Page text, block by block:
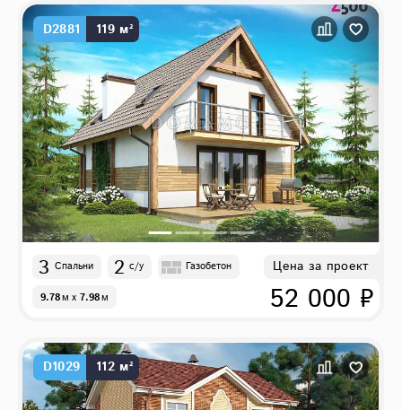
D2881 119 м²
3 Спальни 2 с/у Газобетон
9.78м x 7.98м
Цена за проект
52 000 ₽
D1029 112 м²